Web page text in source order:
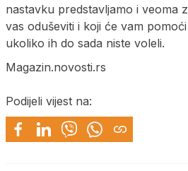
nastavku predstavljamo i veoma
vas oduševiti i koji će vam
ukoliko ih do sada niste voleli.
Magazin.novosti.rs
Podijeli vijest na: